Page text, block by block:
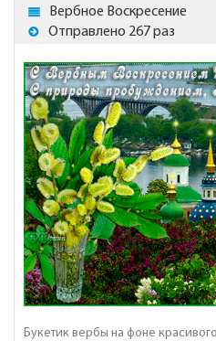
Вербное Воскресение
Отправлено 267 раз
Букетик вербы на фоне